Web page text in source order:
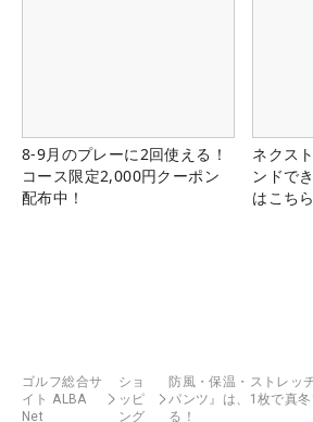
8-9月のプレーに2回使える！
コース限定2,000円クーポン
配布中！
ネクス
ンドで
はこち
ゴルフ総合サ
イト ALBA
Net
ショ
ッピ
ング
防風・保温・ストレッ
パンツ』は、1枚で真
る！